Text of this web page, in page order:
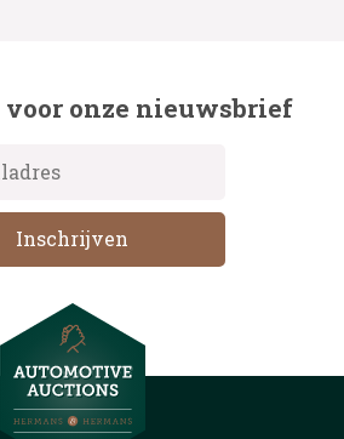
onze nieuwsbrief